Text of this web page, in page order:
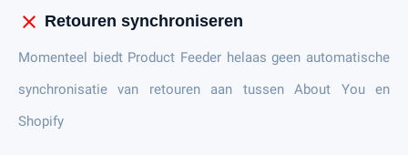
close Retouren synchroniseren
Momenteel biedt Product Feeder helaas geen automatische
synchronisatie van retouren aan tussen About You en
Shopify